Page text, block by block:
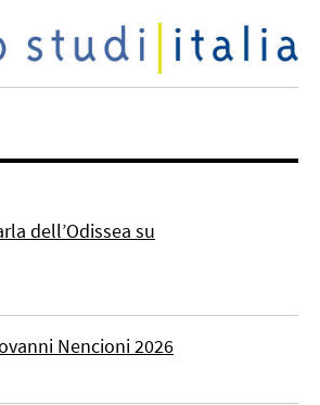
dell’Odissea su
Nencioni 2026